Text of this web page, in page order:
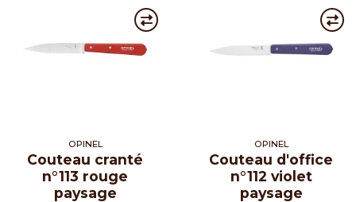
OPINEL
Couteau cranté
n°113 rouge
paysage
OPINEL
Couteau d'office
n°112 violet
paysage